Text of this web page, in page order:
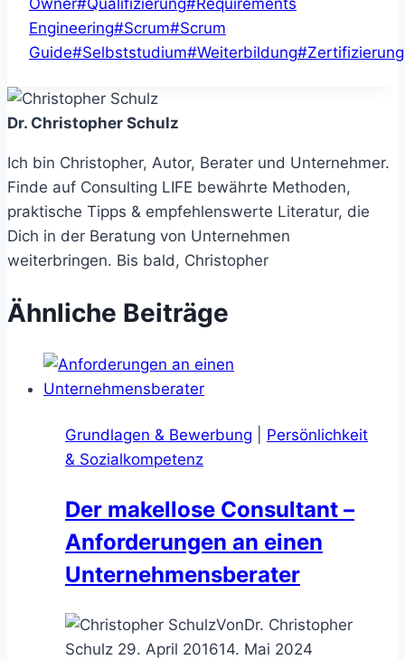
Engineering#Scrum#Scrum
Guide#Selbststudium#Weiterbildung#Zertifizierung
Dr. Christopher Schulz
Ich bin Christopher, Autor, Berater und Unternehmer.
Finde auf Consulting LIFE bewährte Methoden,
praktische Tipps & empfehlenswerte Literatur, die
Dich in der Beratung von Unternehmen
weiterbringen. Bis bald, Christopher
Ähnliche Beiträge
Grundlagen & Bewerbung
Persönlichkeit
& Sozialkompetenz
Der makellose Consultant –
Anforderungen an einen
Unternehmensberater
VonDr. Christopher
Schulz 29. April 201614. Mai 2024